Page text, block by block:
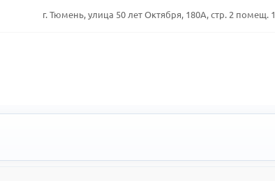
г. Тюмень, улица 50 лет Октября, 180А, стр. 2 помещ. 1